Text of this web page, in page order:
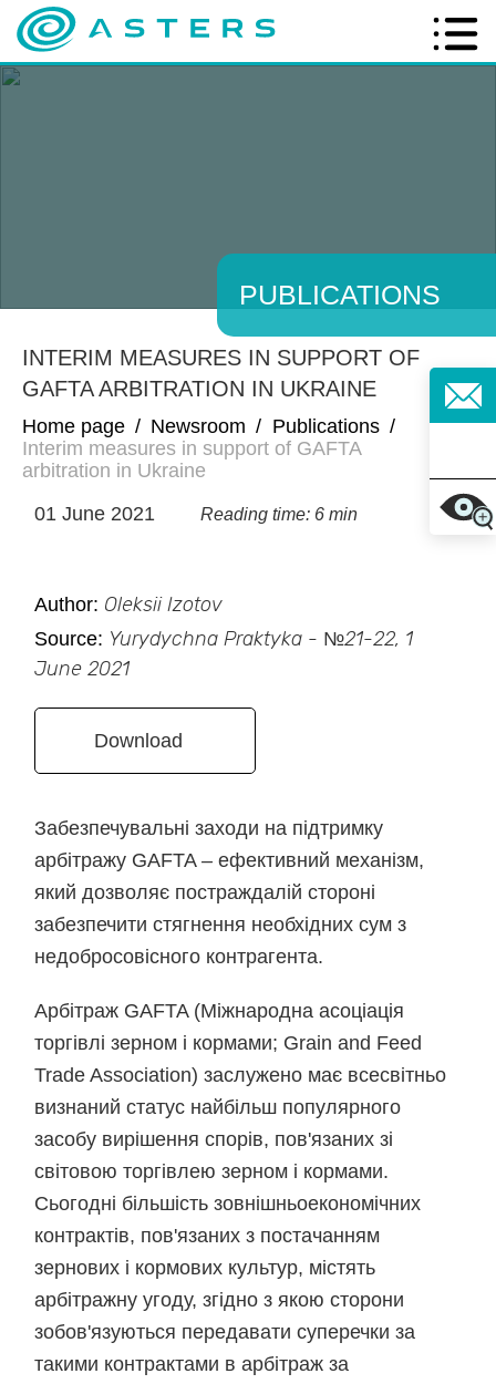
PUBLICATIONS
INTERIM MEASURES IN SUPPORT OF
GAFTA ARBITRATION IN UKRAINE
Home page / Newsroom / Publications /
Interim measures in support of GAFTA
arbitration in Ukraine
01 June 2021
Reading time: 6 min
Author: Oleksii Izotov
Source: Yurydychna Praktyka - №21-22, 1
June 2021
Download
Забезпечувальні заходи на підтримку
арбітражу GAFTA– ефективний механізм,
який дозволяє постраждалій стороні
забезпечити стягнення необхідних сум з
недобросовісного контрагента.
Арбітраж GAFTA (Міжнародна асоціація
торгівлі зерном і кормами; Grain and Feed
Trade Association) заслужено має всесвітньо
визнаний статус найбільш популярного
засобу вирішення спорів, пов'язаних зі
світовою торгівлею зерном і кормами.
Сьогодні більшість зовнішньоекономічних
контрактів, пов'язаних з постачанням
зернових і кормових культур, містять
арбітражну угоду, згідно з якою сторони
зобов'язуються передавати суперечки за
такими контрактами в арбітраж за